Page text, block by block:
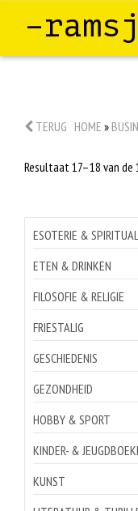
–ramsj
TERUG HOME »
Resultaat 17–18 van
ESOTERIE &
ETEN & DRINKEN
FILOSOFIE & RELIGIE
FRIESTALIG
GESCHIEDENIS
GEZONDHEID
HOBBY & SPORT
KINDER- &
KUNST